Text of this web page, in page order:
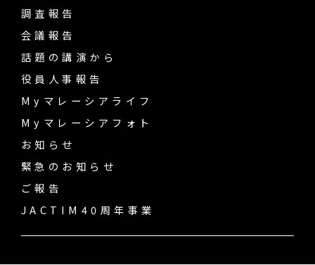
調査報告
会議報告
話題の講演から
役員人事報告
Myマレーシアライフ
Myマレーシアフォト
お知らせ
緊急のお知らせ
ご報告
JACTIM40周年事業